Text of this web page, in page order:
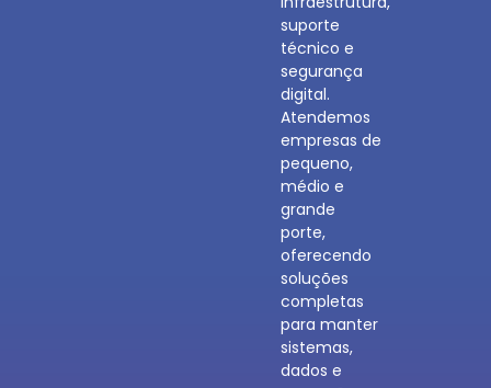
suporte
técnico e
segurança
digital.
Atendemos
empresas de
pequeno,
médio e
grande
porte,
oferecendo
soluções
completas
para manter
sistemas,
dados e